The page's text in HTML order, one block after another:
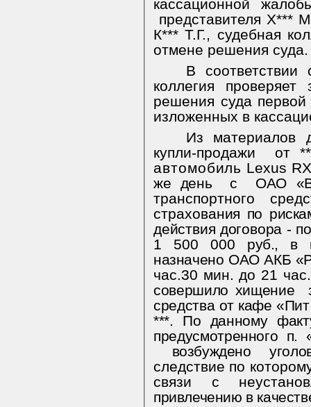
кассационной
представителя Х***
К*** Т.Г., судебная
отмене решения суда.
В
коллегия проверяет
решения суда
изложенных в
Из материалов
купли-продажи
от
автомобиль Lexus RX
же день
с
ОАО
транспортного
страхова­ния по
действия договора -
1 500 000 руб., в
назначено ОАО АКБ
час.30 мин. до 21
совершило хищение
средства от кафе
***. По данному
предусмот­ренного
возбуждено
следствие по
связи с
привлечению в